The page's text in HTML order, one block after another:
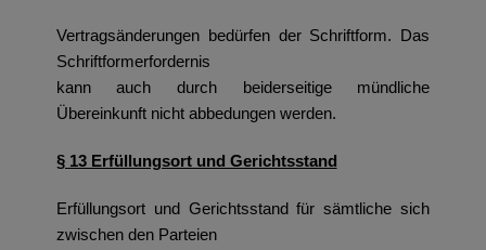
Vertragsänderungen bedürfen der Schriftform. Das
Schriftformerfordernis
kann auch durch beiderseitige mündliche
Übereinkunft nicht abbedungen werden.
§ 13 Erfüllungsort und Gerichtsstand
Erfüllungsort und Gerichtsstand für sämtliche sich
zwischen den Parteien